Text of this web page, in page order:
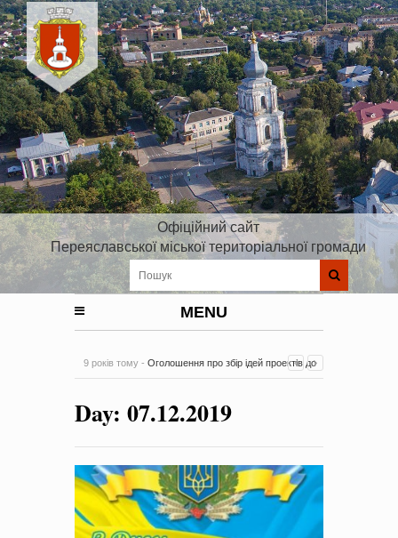
Офіційний сайт
Переяславської міської територіальної громади
MENU
9 років тому - Оголошення про збір ідей проектів до
на період 2018 – 2020 роки Оголошення про збір ідей
проектів
0 Коментарів
Day: 07.12.2019